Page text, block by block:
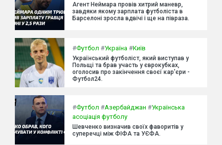
Агент Неймара провів хитрий маневр,
завдяки якому зарплата футболіста в
Барселоні зросла вдвічі і ще на півраза.
#Футбол #Україна #Київ
Український футболіст, який виступав у
Польщі та брав участь у єврокубках,
оголосив про закінчення своєї кар'єри -
Футбол24.
#Футбол #Азербайджан #Українська
асоціація футболу
Шевченко визначив своїх фаворитів у
суперечці між ФІФА та УЄФА.